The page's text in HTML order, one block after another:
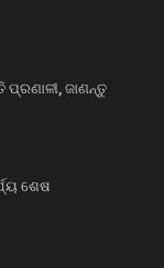
ଜାଣନ୍ତୁ
ଶେଷ